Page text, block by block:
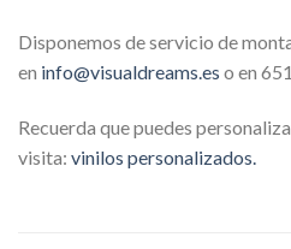
Disponemos de servicio de
en info@visualdreams.es o en
Recuerda que puedes
visita: vinilos personalizados.